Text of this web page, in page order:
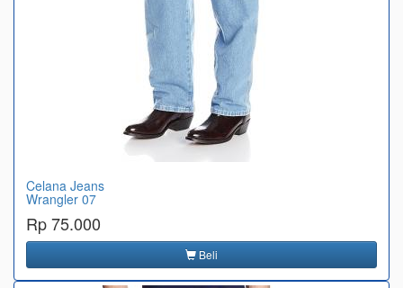
Celana Jeans
Wrangler 07
Rp 75.000
Beli